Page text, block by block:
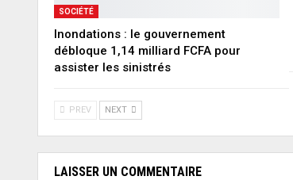
SOCIÉTÉ
Inondations : le gouvernement
débloque 1,14 milliard FCFA pour
assister les sinistrés
PREV NEXT
LAISSER UN COMMENTAIRE